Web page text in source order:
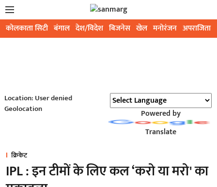
कोलकाता सिटी बंगाल देश/विदेश बिजनेस खेल मनोरंजन अपराजिता
Location: User denied
Geolocation
Powered by
Translate
क्रिकेट
IPL : इन टीमों के लिए कल ‘करो या मरो' का